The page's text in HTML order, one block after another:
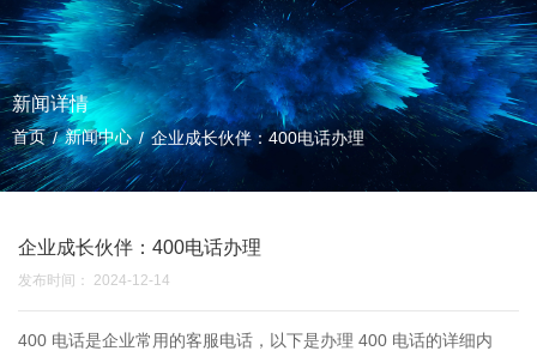
新闻详情
首页/新闻中心 /企业成长伙伴：400电话办理
企业成长伙伴：400电话办理
发布时间： 2024-12-14
400 电话是企业常用的客服电话，以下是办理 400 电话的详细内